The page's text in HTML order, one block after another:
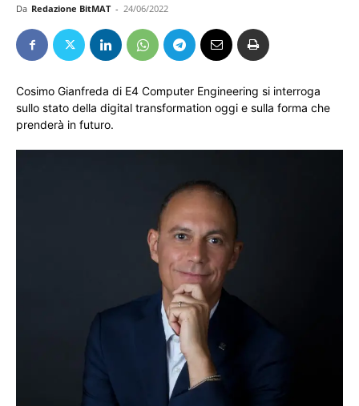
Da Redazione BitMAT - 24/06/2022
Cosimo Gianfreda di E4 Computer Engineering si interroga
sullo stato della digital transformation oggi e sulla forma che
prenderà in futuro.